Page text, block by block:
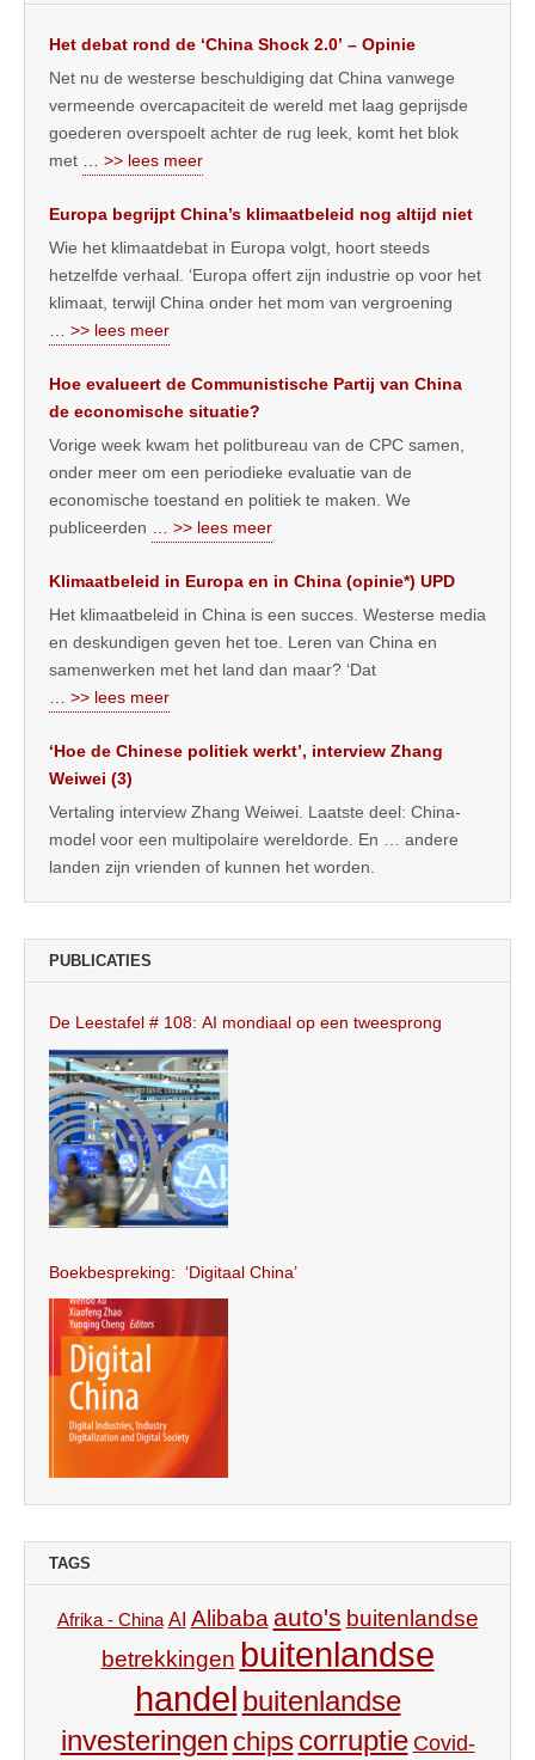
Het debat rond de ‘China Shock 2.0’ – Opinie
Net nu de westerse beschuldiging dat China vanwege
vermeende overcapaciteit de wereld met laag geprijsde
goederen overspoelt achter de rug leek, komt het blok
met
… >> lees meer
Europa begrijpt China’s klimaatbeleid nog altijd niet
Wie het klimaatdebat in Europa volgt, hoort steeds
hetzelfde verhaal. ‘Europa offert zijn industrie op voor het
klimaat, terwijl China onder het mom van vergroening
… >> lees meer
Hoe evalueert de Communistische Partij van China
de economische situatie?
Vorige week kwam het politbureau van de CPC samen,
onder meer om een periodieke evaluatie van de
economische toestand en politiek te maken. We
publiceerden
… >> lees meer
Klimaatbeleid in Europa en in China (opinie*) UPD
Het klimaatbeleid in China is een succes. Westerse media
en deskundigen geven het toe. Leren van China en
samenwerken met het land dan maar? ‘Dat
… >> lees meer
‘Hoe de Chinese politiek werkt’, interview Zhang
Weiwei (3)
Vertaling interview Zhang Weiwei. Laatste deel: China-
model voor een multipolaire wereldorde. En … andere
landen zijn vrienden of kunnen het worden.
PUBLICATIES
De Leestafel # 108: AI mondiaal op een tweesprong
Boekbespreking: ‘Digitaal China’
TAGS
Afrika - China AI Alibaba auto's buitenlandse
betrekkingen buitenlandse
handel buitenlandse
investeringen chips corruptie Covid-